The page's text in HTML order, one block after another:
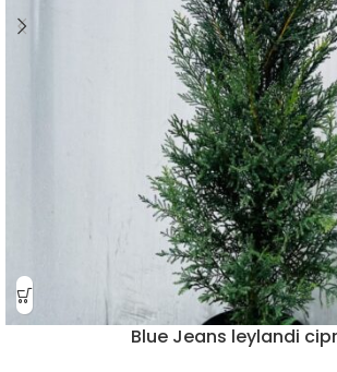
Blue Jeans leylandi